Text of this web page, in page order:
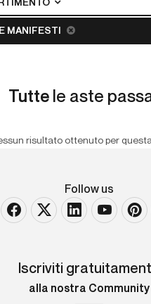
MANIFESTI
Tutte le aste
risultato ottenuto per
Follow us
Iscriviti
alla nostra Community